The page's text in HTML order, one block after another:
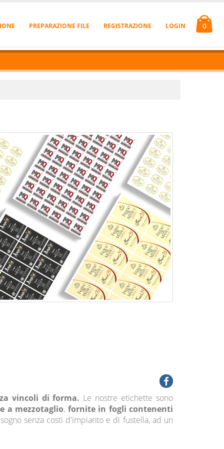
0
PREPARAZIONE FILE REGISTRAZIONE LOGIN
vincoli di forma. Le nostre etichette sono
a mezzotaglio, fornite in fogli contenenti
senza costi d'impianto e di fustella, ad un